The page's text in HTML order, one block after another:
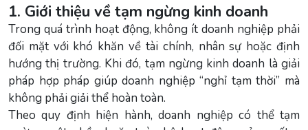
1. Giới thiệu về tạm ngừng kinh doanh
Trong quá trình hoạt động, không ít doanh nghiệp phải
đối mặt với khó khăn về tài chính, nhân sự hoặc định
hướng thị trường. Khi đó, tạm ngừng kinh doanh là giải
pháp hợp pháp giúp doanh nghiệp “nghỉ tạm thời” mà
không phải giải thể hoàn toàn.
Theo quy định hiện hành, doanh nghiệp có thể tạm